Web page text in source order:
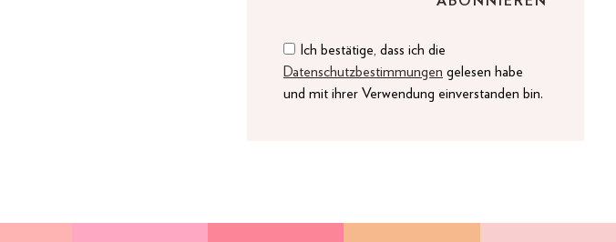
Ich bestätige, dass ich die
Datenschutzbestimmungen gelesen habe
und mit ihrer Verwendung einverstanden bin.